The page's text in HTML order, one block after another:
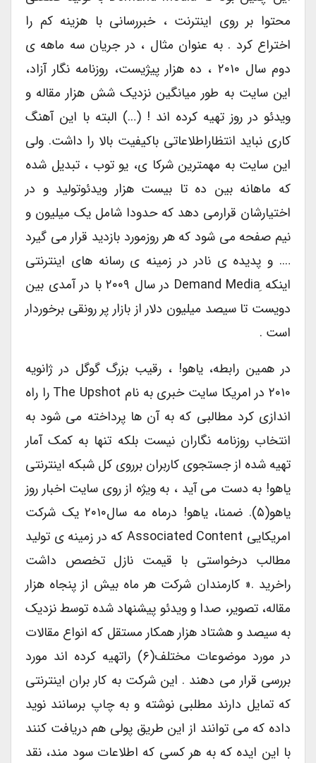
محتوا بر روی اینترنت ، خبررسانی با هزینه کم را
اختراع کرد . به عنوان مثال ، در جریان سه ماهه ی
دوم سال ۲۰۱۰ ، ده هزار پیژیست، روزنامه نگار آزاد،
این سایت به طور میانگین نزدیک شش هزار مقاله و
ویدئو در روز تهیه کرده اند ! (…) البته با این آهنگ
کاری نباید انتظاراطلاعاتی باکیفیت بالا را داشت. ولی
این سایت به مهمترین شرکا ی، یو توب ، تبدیل شده
که ماهانه بین ده تا بیست هزار ویدئوتولید و در
اختیارشان قرارمی دهد که حدودا شامل یک میلیون و
نیم صفحه می شود که هر روزمورد بازدید قرار می گیرد
…. و پدیده ی نادر در زمینه ی رسانه های اینترنتی
اینکه ِDemand Media در سال ۲۰۰۹ با در آمدی بین
دویست تا سیصد میلیون دلار از بازار پر رونقی برخوردار
است .
در همین رابطه، یاهو! ، رقیب بزرگ گوگل در ژانویه
۲۰۱۰ در امریکا سایت خبری به نام The Upshot را راه
اندازی کرد مطالبی که به آن ها پرداخته می شود به
انتخاب روزنامه نگاران نیست بلکه تنها به کمک آمار
تهیه شده از جستجوی کاربران برروی کل شبکه اینترنتی
یاهو! به دست می آید ، به ویژه از روی سایت اخبار روز
یاهو(۵). ضمنا، یاهو! درماه مه سال۲۰۱۰ یک شرکت
امریکایی Associated Content که در زمینه ی تولید
مطالب درخواستی با قیمت نازل تخصص داشت
راخرید .« کارمندان شرکت هر ماه بیش از پنجاه هزار
مقاله، تصویر، صدا و ویدئو پیشنهاد شده توسط نزدیک
به سیصد و هشتاد هزار همکار مستقل که انواع مقالات
در مورد موضوعات مختلف(۶) راتهیه کرده اند مورد
بررسی قرار می دهند . این شرکت به کار بران اینترنتی
که تمایل دارند مطلبی نوشته و به چاپ برسانند نوید
داده که می توانند از این طریق پولی هم دریافت کنند
با این ایده که به هر کسی که اطلاعات سود مند، نقد